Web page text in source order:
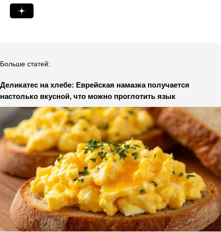
Больше статей:
Деликатес на хлебе: Еврейская намазка получается
настолько вкусной, что можно проглотить язык